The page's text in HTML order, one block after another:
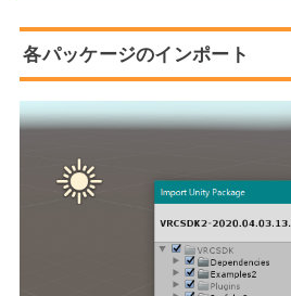
各パッケージのインポート